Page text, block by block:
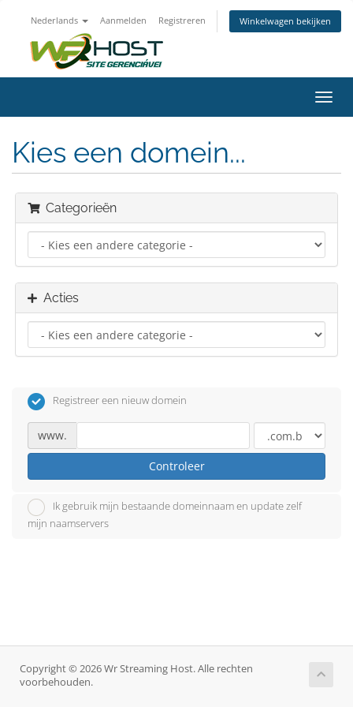
Nederlands Aanmelden Registreren Winkelwagen bekijken
in-/
Kies een domein...
Categorieën
Acties
Registreer een nieuw domein
www.
Controleer
Ik gebruik mijn bestaande domeinnaam en update zelf
mijn naamservers
Copyright © 2026 Wr Streaming Host. Alle rechten
voorbehouden.